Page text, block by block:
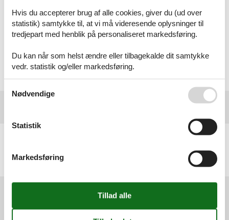
Italien
skønhedsprodukter. Hent deres voucher, vis den ved
informationsskranken og få yderligere 10% rabat* (reklame).
andre kampagner og rabatter.Gælder ikke under slutudsalg.
Print din voucher og få 10% rabat!
Services
Hvis du accepterer brug af alle cookies, giver du (ud over
statistik) samtykke til, at vi må videresende oplysninger til
tredjepart med henblik på personaliseret markedsføring.
Du kan når som helst ændre eller tilbagekalde dit samtykke
vedr. statistik og/eller markedsføring.
Nødvendige
Statistik
Markedsføring